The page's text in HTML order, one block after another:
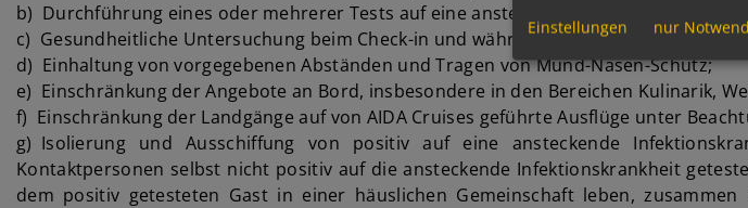
b) Durchführung eines oder mehrerer Tests auf eine ansteckende
c) Gesundheitliche Untersuchung beim Check-in und während der Reise;
d) Einhaltung von vorgegebenen Abständen und Tragen von Mund-Nasen-Schutz;
e) Einschränkung der Angebote an Bord, insbesondere in den Bereichen Kulinarik,
f) Einschränkung der Landgänge auf von AIDA Cruises geführte Ausflüge unter
g) Isolierung und Ausschiffung von positiv auf eine ansteckende
Kontaktpersonen selbst nicht positiv auf die ansteckende Infektionskrankheit
dem positiv getesteten Gast in einer häuslichen Gemeinschaft leben,
Einstellungen nur